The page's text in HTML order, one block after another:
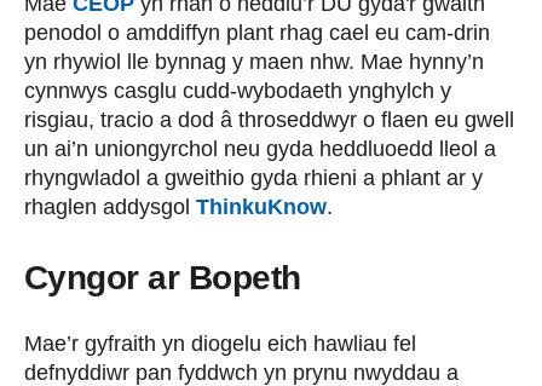
penodol o amddiffyn plant rhag cael eu cam-drin
yn rhywiol lle bynnag y maen nhw. Mae hynny’n
cynnwys casglu cudd-wybodaeth ynghylch y
risgiau, tracio a dod â throseddwyr o flaen eu gwell
un ai’n uniongyrchol neu gyda heddluoedd lleol a
rhyngwladol a gweithio gyda rhieni a phlant ar y
rhaglen addysgol ThinkuKnow.​
Cyngor ar Bopeth
Mae’r gyfraith yn diogelu eich hawliau fel
defnyddiwr pan fyddwch yn prynu nwyddau a